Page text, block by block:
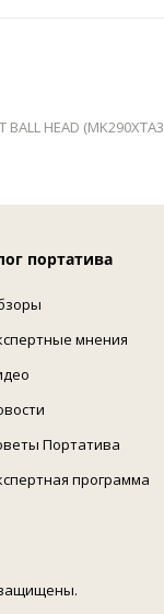
BALL HEAD
портатива
мнения
Портатива
программа